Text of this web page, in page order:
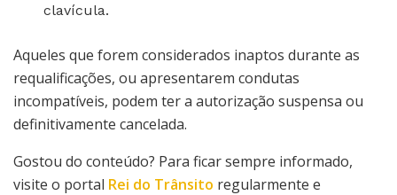
clavícula.
Aqueles que forem considerados inaptos durante as
requalificações, ou apresentarem condutas
incompatíveis, podem ter a autorização suspensa ou
definitivamente cancelada.
Gostou do conteúdo? Para ficar sempre informado,
visite o portal Rei do Trânsito regularmente e